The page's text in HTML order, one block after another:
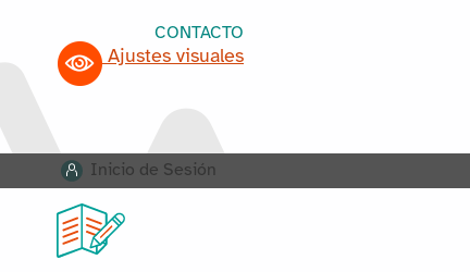
CONTACTO
Ajustes visuales
Inicio de Sesión